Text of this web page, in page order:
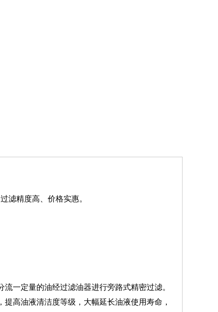
滤精度高、价格实惠。
一定量的油经过滤油器进行旁路式精密过滤。
高油液清洁度等级，大幅延长油液使用寿命，